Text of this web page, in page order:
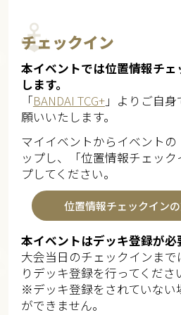
チェックイン
本イベントでは位置情報チ
します。
「BANDAI TCG+」よりご自身
願いいたします。
マイイベントからイベント
ップし、「位置情報チェッ
プしてください。
位置情報チェックイン
本イベントはデッキ登録が必
大会当日のチェックインまで
りデッキ登録を行ってくださ
※デッキ登録をされていない
ができません。